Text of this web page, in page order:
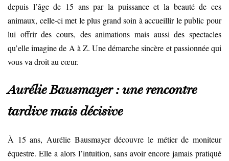
depuis l’âge de 15 ans par la puissance et la beauté de ces
animaux, celle-ci met le plus grand soin à accueillir le public pour
lui offrir des cours, des animations mais aussi des spectacles
qu’elle imagine de A à Z. Une démarche sincère et passionnée qui
vous va droit au cœur.
Aurélie Bausmayer : une rencontre
tardive mais décisive
À 15 ans, Aurélie Bausmayer découvre le métier de moniteur
équestre. Elle a alors l’intuition, sans avoir encore jamais pratiqué